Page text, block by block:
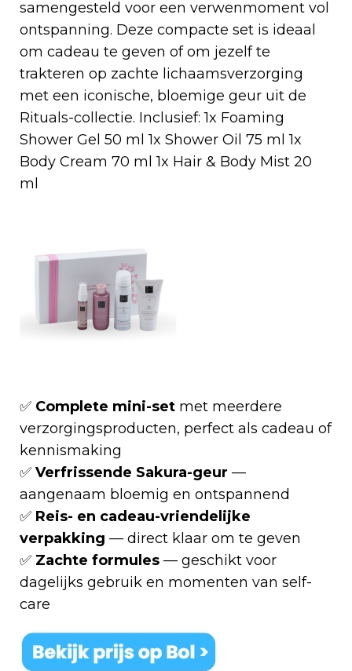
samengesteld voor een verwenmoment vol
ontspanning. Deze compacte set is ideaal
om cadeau te geven of om jezelf te
trakteren op zachte lichaamsverzorging
met een iconische, bloemige geur uit de
Rituals-collectie. Inclusief: 1x Foaming
Shower Gel 50 ml 1x Shower Oil 75 ml 1x
Body Cream 70 ml 1x Hair & Body Mist 20
ml
✅ Complete mini-set met meerdere
verzorgingsproducten, perfect als cadeau of
kennismaking
✅ Verfrissende Sakura-geur —
aangenaam bloemig en ontspannend
✅ Reis- en cadeau-vriendelijke
verpakking — direct klaar om te geven
✅ Zachte formules — geschikt voor
dagelijks gebruik en momenten van self-
care